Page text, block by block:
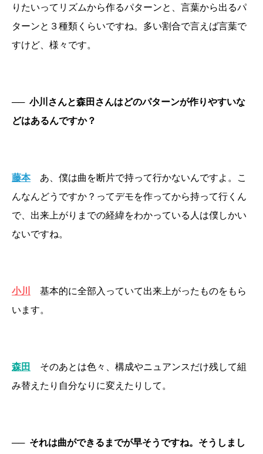
りたいってリズムから作るパターンと、言葉から出るパ
ターンと３種類くらいですね。多い割合で言えば言葉で
すけど、様々です。
── 小川さんと森田さんはどのパターンが作りやすいな
どはあるんですか？
藤本
あ、僕は曲を断片で持って行かないんですよ。こ
んなんどうですか？ってデモを作ってから持って行くん
で、出来上がりまでの経緯をわかっている人は僕しかい
ないですね。
小川
基本的に全部入っていて出来上がったものをもら
います。
森田
そのあとは色々、構成やニュアンスだけ残して組
み替えたり自分なりに変えたりして。
── それは曲ができるまでが早そうですね。そうしまし